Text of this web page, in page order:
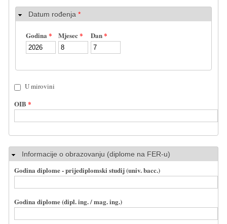
Datum rođenja *
Godina * Mjesec* Dan*
U mirovini
OIB *
SakrijInformacije o obrazovanju (diplome na FER-u)
Godina diplome - prijediplomski studij (univ. bacc.)
Godina diplome (dipl. ing. / mag. ing.)